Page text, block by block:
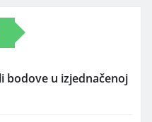
bodove u izjednačenoj